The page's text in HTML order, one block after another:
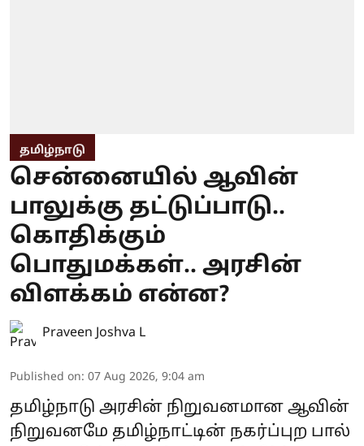
தமிழ்நாடு
சென்னையில் ஆவின்
பாலுக்கு தட்டுப்பாடு..
கொதிக்கும்
பொதுமக்கள்.. அரசின்
விளக்கம் என்ன?
Praveen Joshva L
Published on: 07 Aug 2026, 9:04 am
தமிழ்நாடு அரசின் நிறுவனமான ஆவின்
நிறுவனமே தமிழ்நாட்டின் நகர்ப்புற பால்